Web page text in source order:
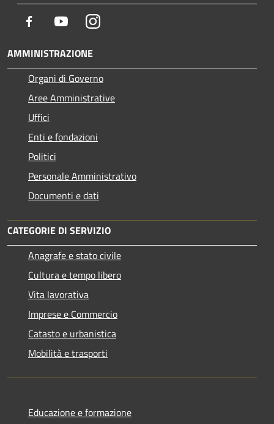
Facebook YoutubeInstagram
AMMINISTRAZIONE
Organi di Governo
Aree Amministrative
Uffici
Enti e fondazioni
Politici
Personale Amministrativo
Documenti e dati
CATEGORIE DI SERVIZIO
Anagrafe e stato civile
Cultura e tempo libero
Vita lavorativa
Imprese e Commercio
Catasto e urbanistica
Mobilità e trasporti
Educazione e formazione